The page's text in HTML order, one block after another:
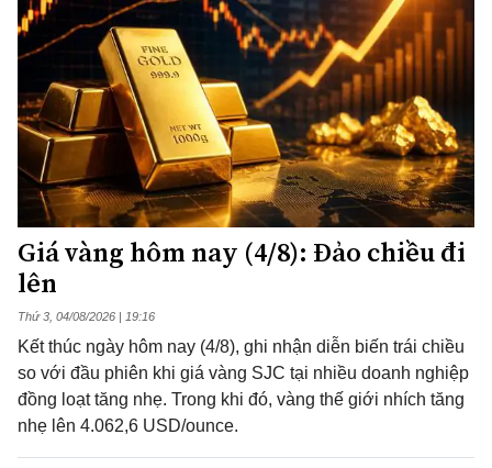
Giá vàng hôm nay (4/8): Đảo chiều đi
lên
Thứ 3, 04/08/2026 | 19:16
Kết thúc ngày hôm nay (4/8), ghi nhận diễn biến trái chiều
so với đầu phiên khi giá vàng SJC tại nhiều doanh nghiệp
đồng loạt tăng nhẹ. Trong khi đó, vàng thế giới nhích tăng
nhẹ lên 4.062,6 USD/ounce.